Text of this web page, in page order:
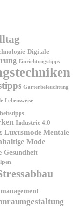
Digitale
Einrichtungstipps
Gartenbeleuchtung
Lebensweise
Industrie 4.0
Luxusmode Mentale
Mode
Gesundheit